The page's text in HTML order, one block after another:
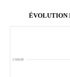
ÉVOLUTION